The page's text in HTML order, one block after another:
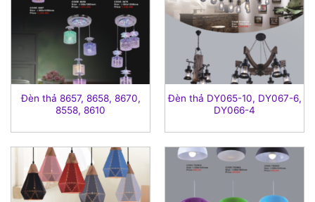
Đèn thả 8657, 8658, 8670,
8558, 8610
Đèn thả DY065-10, DY067-6,
DY066-4